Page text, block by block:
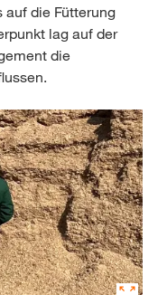
auf die Fütterung
lag auf der
die